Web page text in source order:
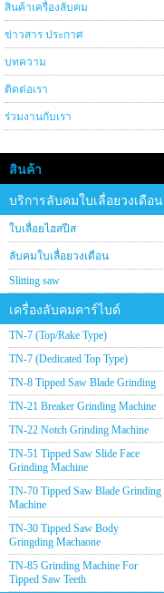
สินค้าเครื่องลับคม
ข่าวสาร ประกาศ
บทความ
ติดต่อเรา
ร่วมงานกับเรา
สินค้า
บริการลับคมใบเลื่อยวงเดือน
ใบเลื่อยไฮสปีส
ลับคมใบเลื่อยวงเดือน
Slitting saw
เครื่องลับคมคาร์ไบด์
TN-7 (Top/Rake Type)
TN-7 (Dedicated Top Type)
TN-8 Tipped Saw Blade Grinding
TN-21 Breaker Grinding Machine
TN-22 Notch Grinding Machine
TN-51 Tipped Saw Slide Face
Grinding Machine
TN-70 Tipped Saw Blade Grinding
Machine
TN-30 Tipped Saw Body
Gringding Machaone
TN-85 Grinding Machine For
Tipped Saw Teeth